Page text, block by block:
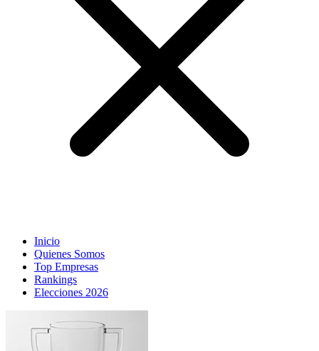
Inicio
Quienes Somos
Top Empresas
Rankings
Elecciones 2026